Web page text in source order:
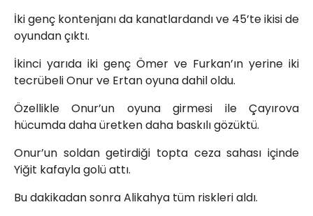
İki genç kontenjanı da kanatlardandı ve 45’te ikisi de
oyundan çıktı.
İkinci yarıda iki genç Ömer ve Furkan’ın yerine iki
tecrübeli Onur ve Ertan oyuna dahil oldu.
Özellikle Onur’un oyuna girmesi ile Çayırova
hücumda daha üretken daha baskılı gözüktü.
Onur’un soldan getirdiği topta ceza sahası içinde
Yiğit kafayla golü attı.
Bu dakikadan sonra Alikahya tüm riskleri aldı.